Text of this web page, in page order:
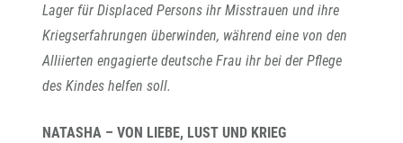
Lager für Displaced Persons ihr Misstrauen und ihre
Kriegserfahrungen überwinden, während eine von den
Alliierten engagierte deutsche Frau ihr bei der Pflege
des Kindes helfen soll.
NATASHA – VON LIEBE, LUST UND KRIEG